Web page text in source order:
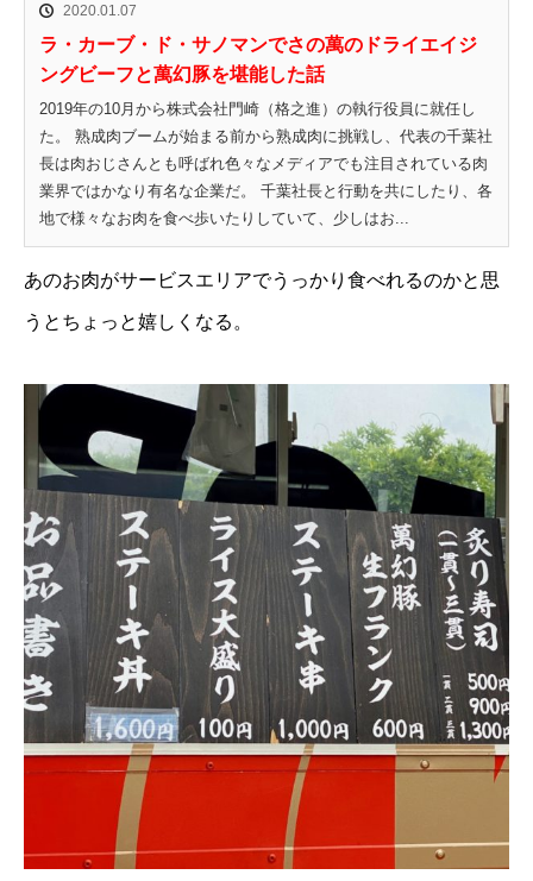
2020.01.07
ラ・カーブ・ド・サノマンでさの萬のドライエイジ
ングビーフと萬幻豚を堪能した話
2019年の10月から株式会社門崎（格之進）の執行役員に就任し
た。 熟成肉ブームが始まる前から熟成肉に挑戦し、代表の千葉社
長は肉おじさんとも呼ばれ色々なメディアでも注目されている肉
業界ではかなり有名な企業だ。 千葉社長と行動を共にしたり、各
地で様々なお肉を食べ歩いたりしていて、少しはお...
あのお肉がサービスエリアでうっかり食べれるのかと思
うとちょっと嬉しくなる。